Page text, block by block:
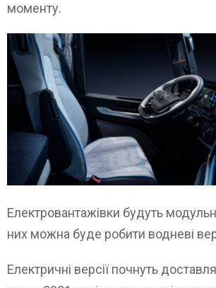
моменту.
Електровантажівки будуть
них можна буде робити водневі
Електричні версії почнуть